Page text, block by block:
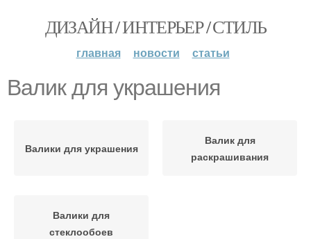
ДИЗАЙН / ИНТЕРЬЕР / СТИЛЬ
главная новости статьи
Валик для украшения
Валики для украшения
Валик для
раскрашивания
Валики для
стеклообоев